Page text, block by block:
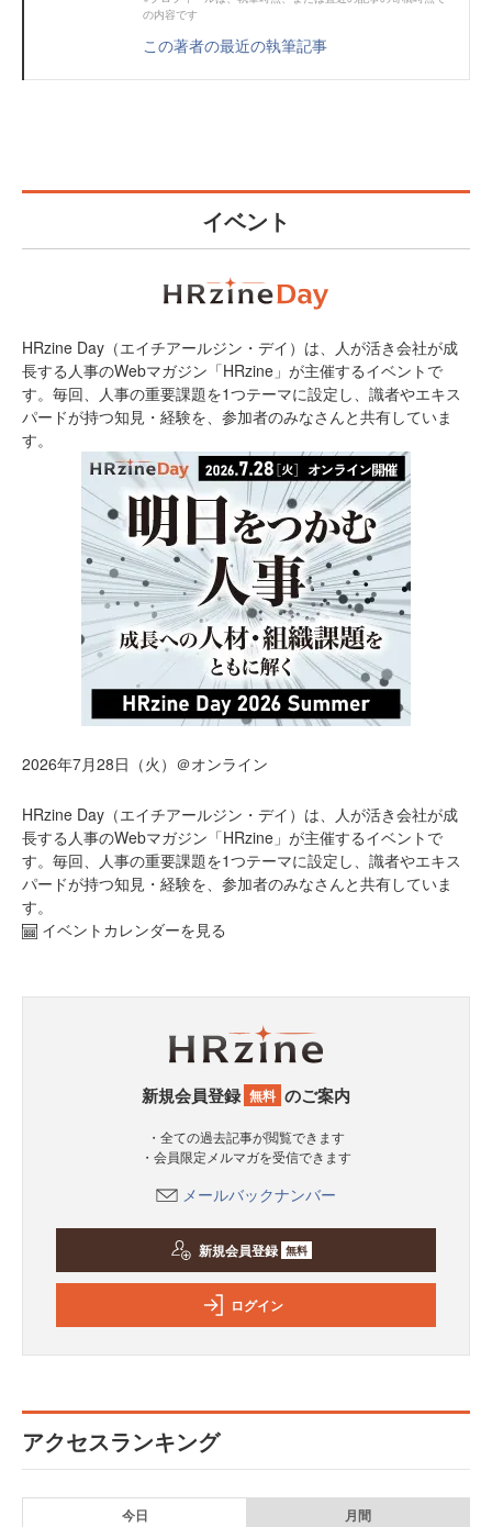
の内容です
この著者の最近の執筆記事
イベント
HRzine Day（エイチアールジン・デイ）は、人が活き会社が成
長する人事のWebマガジン「HRzine」が主催するイベントで
す。毎回、人事の重要課題を1つテーマに設定し、識者やエキス
パードが持つ知見・経験を、参加者のみなさんと共有していま
す。
2026年7月28日（火）＠オンライン
HRzine Day（エイチアールジン・デイ）は、人が活き会社が成
長する人事のWebマガジン「HRzine」が主催するイベントで
す。毎回、人事の重要課題を1つテーマに設定し、識者やエキス
パードが持つ知見・経験を、参加者のみなさんと共有していま
す。
イベントカレンダーを見る
新規会員登録 無料 のご案内
・全ての過去記事が閲覧できます
・会員限定メルマガを受信できます
メールバックナンバー
新規会員登録 無料
ログイン
アクセスランキング
今日 月間